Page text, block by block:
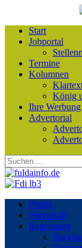
Start
Jobportal
Termine
Kolumnen
König
Ihre Werbung
Advertorial
Suchen
nach:
Politik
Wirtschaft
Regionales